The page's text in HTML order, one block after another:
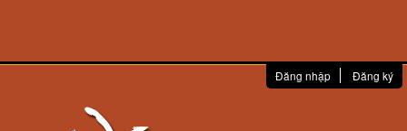
Đăng nhập Đăng ký